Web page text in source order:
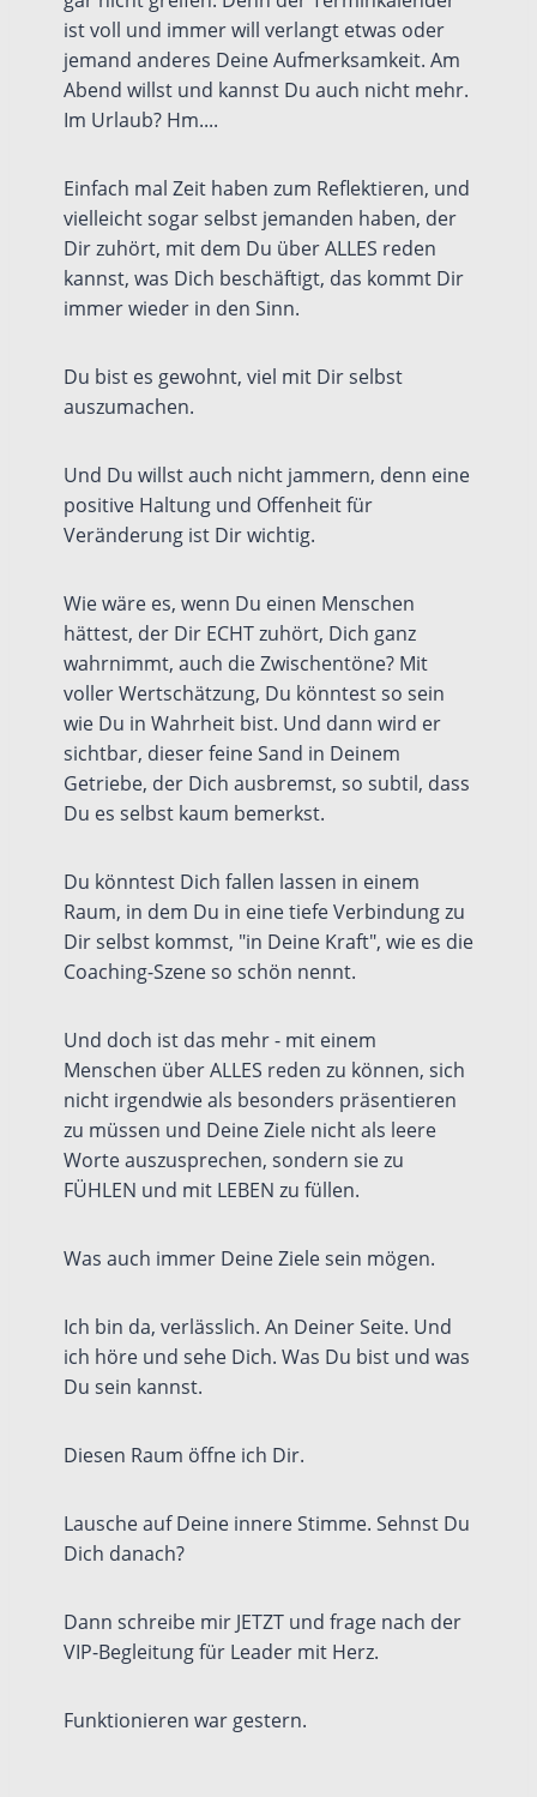
ist voll und immer will verlangt etwas oder
jemand anderes Deine Aufmerksamkeit. Am
Abend willst und kannst Du auch nicht mehr.
Im Urlaub? Hm....
Einfach mal Zeit haben zum Reflektieren, und
vielleicht sogar selbst jemanden haben, der
Dir zuhört, mit dem Du über ALLES reden
kannst, was Dich beschäftigt, das kommt Dir
immer wieder in den Sinn.
Du bist es gewohnt, viel mit Dir selbst
auszumachen.
Und Du willst auch nicht jammern, denn eine
positive Haltung und Offenheit für
Veränderung ist Dir wichtig.
Wie wäre es, wenn Du einen Menschen
hättest, der Dir ECHT zuhört, Dich ganz
wahrnimmt, auch die Zwischentöne? Mit
voller Wertschätzung, Du könntest so sein
wie Du in Wahrheit bist. Und dann wird er
sichtbar, dieser feine Sand in Deinem
Getriebe, der Dich ausbremst, so subtil, dass
Du es selbst kaum bemerkst.
Du könntest Dich fallen lassen in einem
Raum, in dem Du in eine tiefe Verbindung zu
Dir selbst kommst, "in Deine Kraft", wie es die
Coaching-Szene so schön nennt.
Und doch ist das mehr - mit einem
Menschen über ALLES reden zu können, sich
nicht irgendwie als besonders präsentieren
zu müssen und Deine Ziele nicht als leere
Worte auszusprechen, sondern sie zu
FÜHLEN und mit LEBEN zu füllen.
Was auch immer Deine Ziele sein mögen.
Ich bin da, verlässlich. An Deiner Seite. Und
ich höre und sehe Dich. Was Du bist und was
Du sein kannst.
Diesen Raum öffne ich Dir.
Lausche auf Deine innere Stimme. Sehnst Du
Dich danach?
Dann schreibe mir JETZT und frage nach der
VIP-Begleitung für Leader mit Herz.
Funktionieren war gestern.